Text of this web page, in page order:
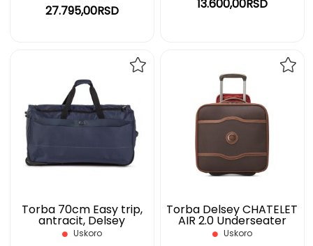
27.795,00RSD 13.600,00RSD
Torba 70cm Easy trip,
antracit, Delsey
Uskoro
LISTU
Torba Delsey CHATELET
AIR 2.0 Underseater
Uskoro